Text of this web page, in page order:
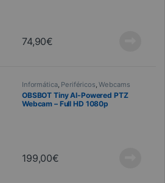
74,90€
Informática, Periféricos ,Webcams
OBSBOT Tiny AI-Powered PTZ
Webcam – Full HD 1080p
199,00€